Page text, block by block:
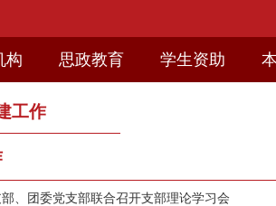
构 思政教育 学生资助
工作
、团委党支部联合召开支部理论学习会